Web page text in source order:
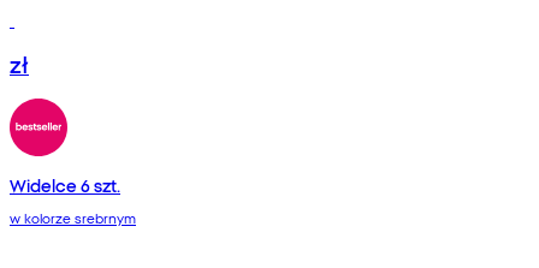
zł
Widelce 6 szt.
w kolorze srebrnym